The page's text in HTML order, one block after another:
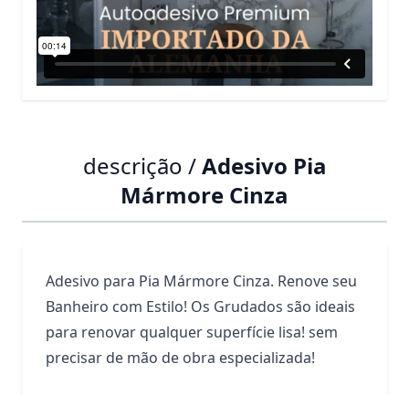
descrição /Adesivo Pia
Mármore Cinza
Adesivo para Pia Mármore Cinza. Renove seu
Banheiro com Estilo! Os Grudados são ideais
para renovar qualquer superfície lisa! sem
precisar de mão de obra especializada!